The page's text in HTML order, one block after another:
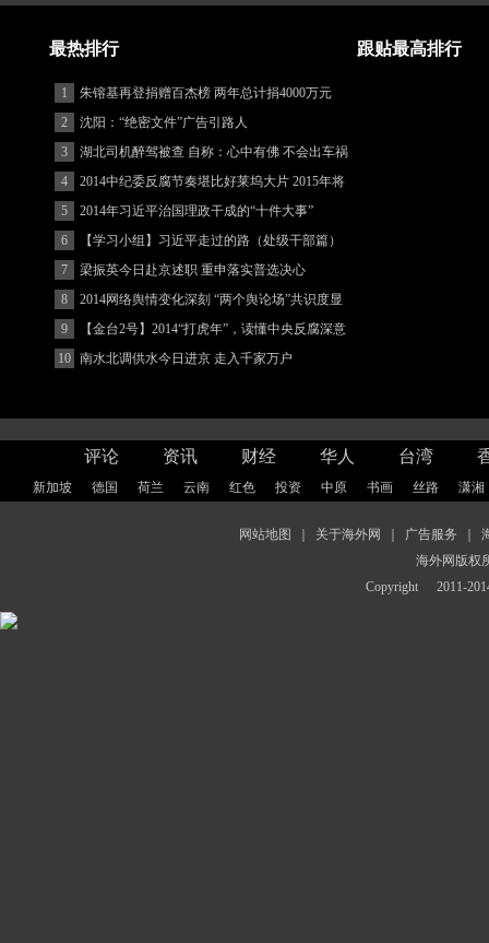
最热排行 跟贴最高排行
1
朱镕基再登捐赠百杰榜 两年总计捐4000万元
2
沈阳：“绝密文件”广告引路人
3
湖北司机醉驾被查 自称：心中有佛 不会出车祸
(图)
4
2014中纪委反腐节奏堪比好莱坞大片 2015年将
更忙
5
2014年习近平治国理政干成的“十件大事”
6
【学习小组】习近平走过的路（处级干部篇）
7
梁振英今日赴京述职 重申落实普选决心
8
2014网络舆情变化深刻 “两个舆论场”共识度显
著增强
9
【金台2号】2014“打虎年”，读懂中央反腐深意
10 南水北调供水今日进京 走入千家万户
评论 资讯 财经 华人 台湾
新加坡 德国 荷兰 云南 红色 投资 中原 书画 丝路 潇湘
网站地图 关于海外网 广告服务
海外网版权
Copyright
2011-